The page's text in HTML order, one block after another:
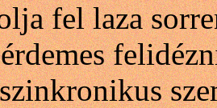
fel laza